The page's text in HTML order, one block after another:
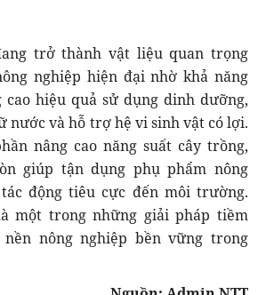
trở thành vật liệu quan trọng
nghiệp hiện đại nhờ khả năng
cao hiệu quả sử dụng dinh dưỡng,
nước và hỗ trợ hệ vi sinh vật có lợi.
nâng cao năng suất cây trồng,
giúp tận dụng phụ phẩm nông
động tiêu cực đến môi trường.
một trong những giải pháp tiềm
nông nghiệp bền vững trong